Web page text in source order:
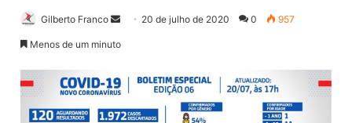
Gilberto Franco
e
u
20 de julho de 2020 0 957
Menos de um minuto